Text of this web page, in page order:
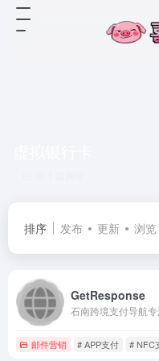
排序 发布 更新 浏览
GetResponse
邮件营销 # APP支付 # NFC